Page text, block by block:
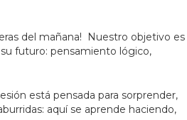
del mañana! Nuestro objetivo es
futuro: pensamiento lógico,
está pensada para sorprender,
aquí se aprende haciendo,